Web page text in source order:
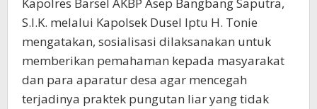
Kapolres Barsel AKBP Asep Bangbang Saputra,
S.I.K. melalui Kapolsek Dusel Iptu H. Tonie
mengatakan, sosialisasi dilaksanakan untuk
memberikan pemahaman kepada masyarakat
dan para aparatur desa agar mencegah
terjadinya praktek pungutan liar yang tidak